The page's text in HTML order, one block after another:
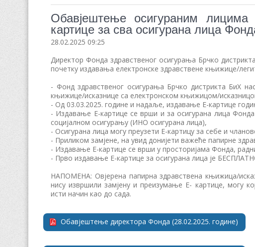
Обавјештење осигураним
картице за сва осигурана лица
28.02.2025 09:25
Директор Фонда здравственог осигурања Брчко
почетку издавања електронске здравствене књижице/
- Фонд здравственог осигурања Брчко дистрикта БиХ
књижице/исказнице са електронском књижицом/
- Од 03.03.2025. године и надаље, издавање Е-картице
- Издавање Е-картице се врши и за осигурана лица
социјалном осигурању (ИНО осигурана лица),
- Осигурана лица могу преузети Е-картицу за себе и
- Приликом замјене, на увид донијети важеће папирне
- Издавање Е-картице се врши у просторијама Фонда,
- Прво издавање Е-картице за осигурана лица је
НАПОМЕНА: Овјерена папирна здравствена књижица/
нису извршили замјену и преизумање Е- картице, могу
исти начин као до сада.
Обавјештење директора Фонда (28.02.2025. године)